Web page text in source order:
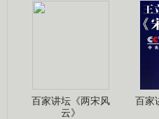
百家讲坛《两宋风
云》
百家